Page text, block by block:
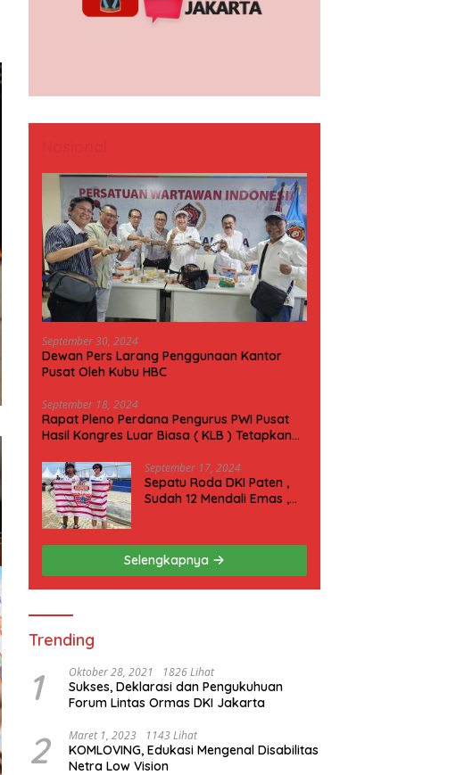
September 30, 2024
Dewan Pers Larang Penggunaan Kantor
Pusat Oleh Kubu HBC
September 18, 2024
Rapat Pleno Perdana Pengurus PWI Pusat
Hasil Kongres Luar Biasa ( KLB ) Tetapkan
September 17, 2024
Sepatu Roda DKI Paten ,
Sudah 12 Mendali Emas ,
Selengkapnya
Trending
1 Oktober 28, 2021 1826 Lihat
Sukses, Deklarasi dan Pengukuhuan
Forum Lintas Ormas DKI Jakarta
2 Maret 1, 2023 1143 Lihat
KOMLOVING, Edukasi Mengenal Disabilitas
Netra Low Vision